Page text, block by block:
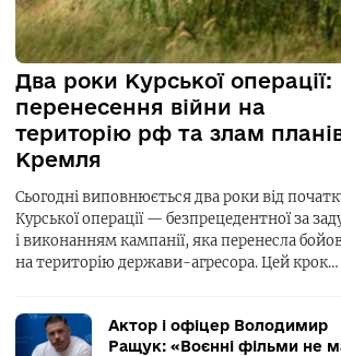
Два роки Курської операції:
перенесення війни на
територію рф та злам
Кремля
Сьогодні виповнюється два роки від
Курської операції — безпрецедентної за
і виконанням кампанії, яка перенесла
на територію держави-агресора. Цей крок…
Актор і офіцер Володимир
Ращук: «Воєнні фільми не